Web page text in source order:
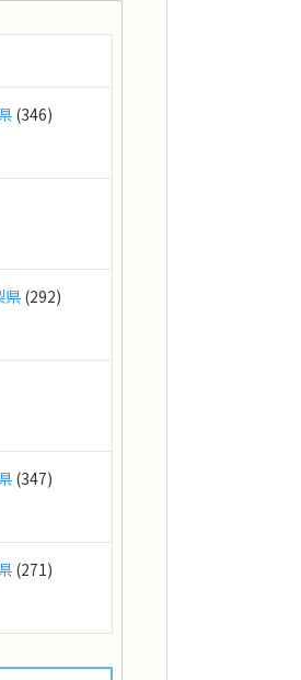
(346)
県 (292)
(347)
(271)